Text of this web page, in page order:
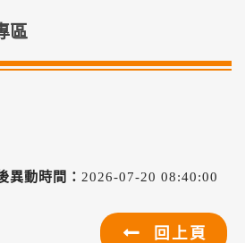
區
異動時間： 2026-07-20 08:40:00
回上頁